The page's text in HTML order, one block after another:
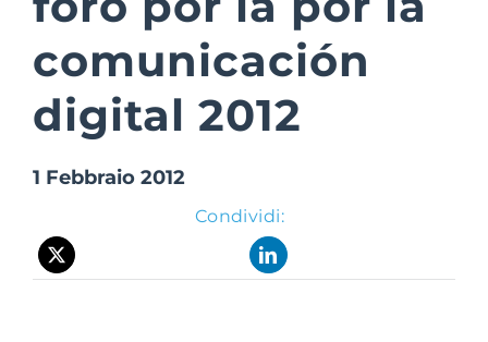
Suite Login
comunicación
digital 2012
1 Febbraio 2012
Condividi: